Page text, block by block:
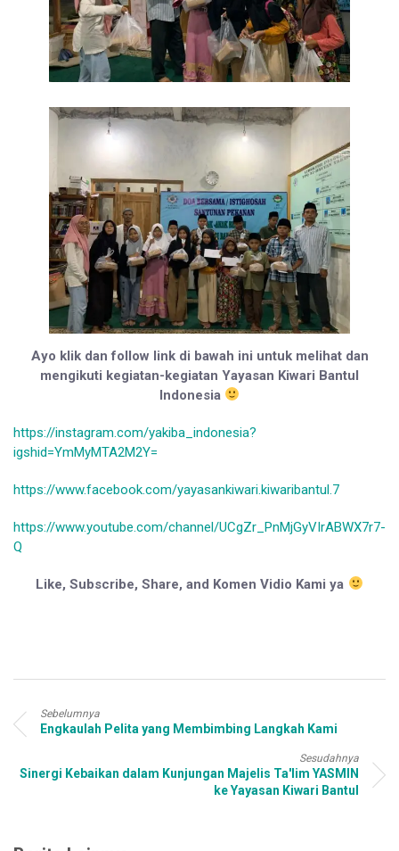
Ayo klik dan follow link di bawah ini untuk melihat dan
mengikuti kegiatan-kegiatan Yayasan Kiwari Bantul
Indonesia
https://instagram.com/yakiba_indonesia?
igshid=YmMyMTA2M2Y=
https://www.facebook.com/yayasankiwari.kiwaribantul.7
https://www.youtube.com/channel/UCgZr_PnMjGyVIrABWX7r7-
Q
Like, Subscribe, Share, and Komen Vidio Kami ya
Sebelumnya
Engkaulah Pelita yang Membimbing Langkah Kami
Sesudahnya
Sinergi Kebaikan dalam Kunjungan Majelis Ta'lim YASMIN
ke Yayasan Kiwari Bantul